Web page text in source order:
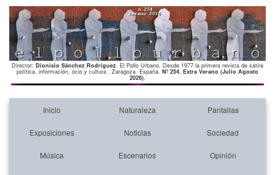
Director: Dionisio Sánchez Rodríguez. El Pollo Urbano. Desde 1977 la primera revista de sátira
política, información, ocio y cultura . Zaragoza. España. Nº 254. Extra Verano (Julio Agosto
2026).
Inicio Naturaleza Pantallas
Exposiciones Noticias Sociedad
Música Escenarios Opinión